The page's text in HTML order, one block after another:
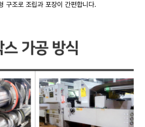
구조로 조립과 포장이 간편합니다.